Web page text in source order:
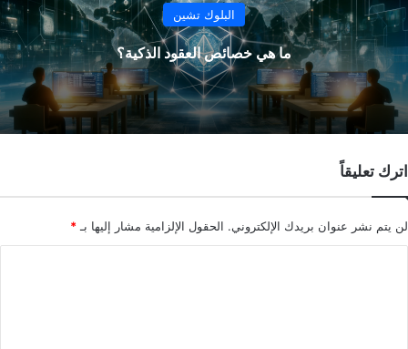
البلوك تشين
ما هي خصائص العقود الذكية؟
اترك تعليقاً
لن يتم نشر عنوان بريدك الإلكتروني. الحقول الإلزامية مشار إليها بـ*